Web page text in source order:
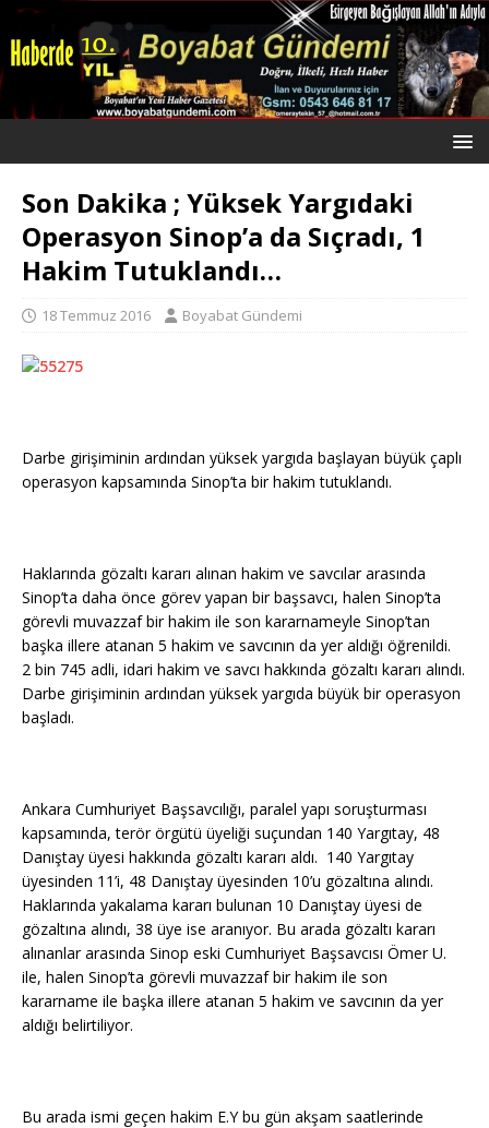
Son Dakika ; Yüksek Yargıdaki
Operasyon Sinop’a da Sıçradı, 1
Hakim Tutuklandı…
18 Temmuz 2016 Boyabat Gündemi
Darbe girişiminin ardından yüksek yargıda başlayan büyük çaplı
operasyon kapsamında Sinop’ta bir hakim tutuklandı.
Haklarında gözaltı kararı alınan hakim ve savcılar arasında
Sinop’ta daha önce görev yapan bir başsavcı, halen Sinop’ta
görevli muvazzaf bir hakim ile son kararnameyle Sinop’tan
başka illere atanan 5 hakim ve savcının da yer aldığı öğrenildi.
2 bin 745 adli, idari hakim ve savcı hakkında gözaltı kararı alındı.
Darbe girişiminin ardından yüksek yargıda büyük bir operasyon
başladı.
Ankara Cumhuriyet Başsavcılığı, paralel yapı soruşturması
kapsamında, terör örgütü üyeliği suçundan 140 Yargıtay, 48
Danıştay üyesi hakkında gözaltı kararı aldı. 140 Yargıtay
üyesinden 11’i, 48 Danıştay üyesinden 10’u gözaltına alındı.
Haklarında yakalama kararı bulunan 10 Danıştay üyesi de
gözaltına alındı, 38 üye ise aranıyor. Bu arada gözaltı kararı
alınanlar arasında Sinop eski Cumhuriyet Başsavcısı Ömer U.
ile, halen Sinop’ta görevli muvazzaf bir hakim ile son
kararname ile başka illere atanan 5 hakim ve savcının da yer
aldığı belirtiliyor.
Bu arada ismi geçen hakim E.Y bu gün akşam saatlerinde